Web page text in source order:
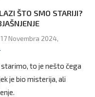
ŠTO SMO STARIJI?
Novembra 2024,
to je nešto čega
je bio misterija, ali